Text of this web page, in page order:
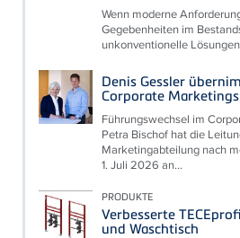
Wenn moderne
Gegebenheiten im
unkonventionelle
Denis Gessler
Corporate Marketings
Führungswechsel im
Petra Bischof hat die
Marketingabteilung nach
1. Juli 2026 an...
PRODUKTE
Verbesserte
und Waschtisch